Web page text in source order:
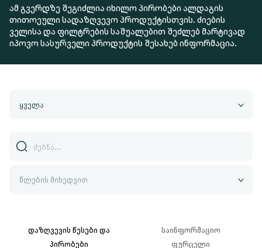
ამ გვერდზე შეგიძლია იხილო პირობები ალდაგის
თითოეული სადაზღვევო პროდუქტისთვის. ძიების
ველისა და ფილტრების საშუალებით შეძლებ მარტივად
იპოვო სასურველი პროდუქტის შესახებ ინფორმაცია.
ყველა
წლების მიხედვით
დაზღვევის წესები და
პირობები
საინფორმაციო
ფურცელი